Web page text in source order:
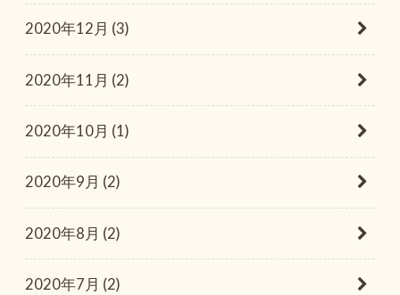
2020年12月 (3)
2020年11月 (2)
2020年10月 (1)
2020年9月 (2)
2020年8月 (2)
2020年7月 (2)